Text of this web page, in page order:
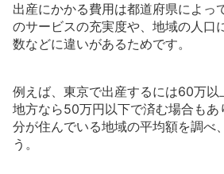
出産にかかる費用は都道府県によっ
のサービスの充実度や、地域の人口
数などに違いがあるためです。
例えば、東京で出産するには60万以
地方なら50万円以下で済む場合もあ
分が住んでいる地域の平均額を調べ
う。